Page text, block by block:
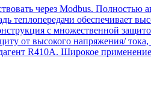
через Modbus. Полностью
теплопередачи обеспечивает
с множественной
от высокого напряжения/
R410A. Широкое